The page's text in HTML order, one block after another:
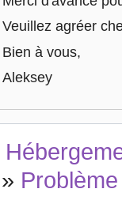
Veuillez agréer
Bien à vous,
Aleksey
»